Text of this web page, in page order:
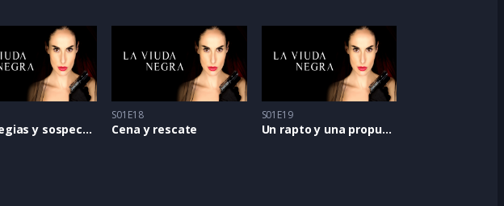
Estrategias y sospechas
S01E18
Cena y rescate
S01E19
Un rapto y una propuesta